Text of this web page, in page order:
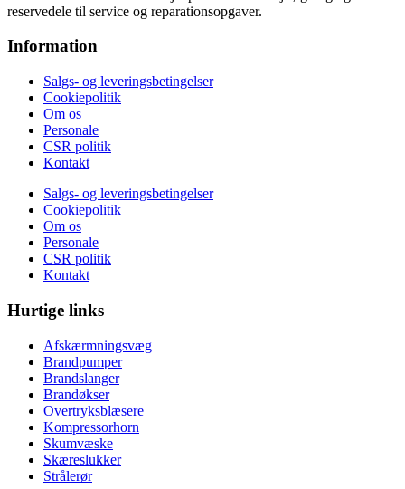
reservedele til service og reparationsopgaver.
Information
Salgs- og leveringsbetingelser
Cookiepolitik
Om os
Personale
CSR politik
Kontakt
Salgs- og leveringsbetingelser
Cookiepolitik
Om os
Personale
CSR politik
Kontakt
Hurtige links
Afskærmningsvæg
Brandpumper
Brandslanger
Brandøkser
Overtryksblæsere
Kompressorhorn
Skumvæske
Skæreslukker
Strålerør